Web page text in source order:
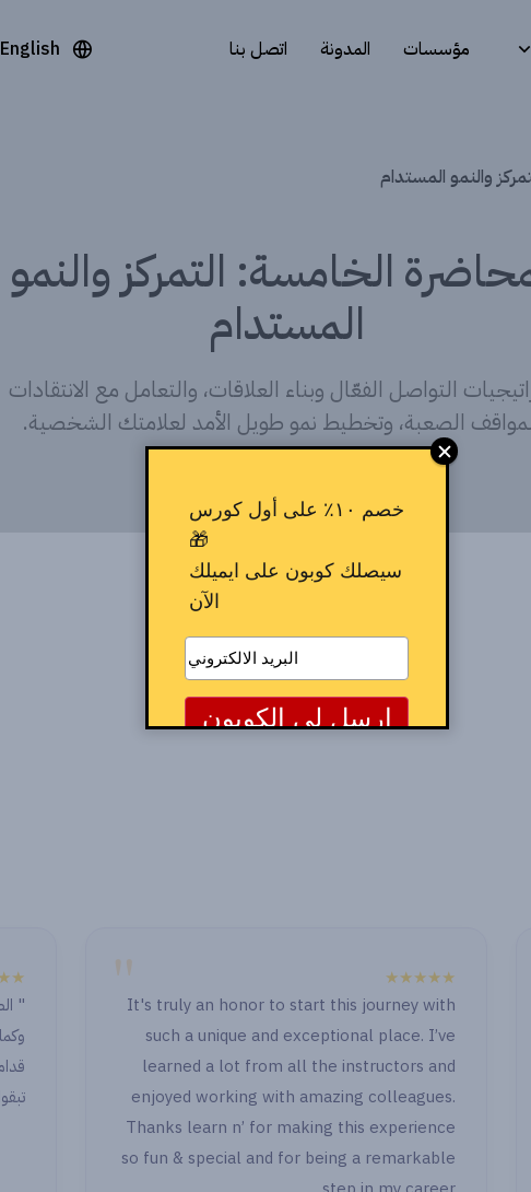
مؤسسات المدونة اتصل بنا English
والنمو المستدام
الخامسة: التمركز والنمو
المستدام
التواصل الفعّال وبناء العلاقات، والتعامل مع الانتقادات
الصعبة، وتخطيط نمو طويل الأمد لعلامتك الشخصية.
★★★★★
" الصراحة الدنيا حلوة جدا حصوصا انكو بتابعوا او باول
وكمان بعد ما خلصت اول جزء وجيت اشتغل ووقفت
قدامي حاجة رجعت اسأل اهتميتوا بالاسئلة وحاولتوا
تبقوا معايا خطوة خطوة بجد شكرا جدا "
خصم ١٠٪ على أول كورس
🎁
سيصلك كوبون على ايميلك
الآن